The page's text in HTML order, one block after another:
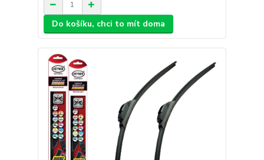
Do košíku, chci to mít doma